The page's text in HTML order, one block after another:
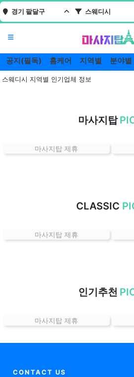
경기 팔달구 스웨디시
메뉴
공지(필독) 홈케어 지역별 분야별
스웨디시 지역별 인기업체 정보
스
곳
정
샵
마사지탑
마사지탑 제휴
CLASSIC
마사지탑 제휴
인기추천
마사지탑 제휴
CONTACT US